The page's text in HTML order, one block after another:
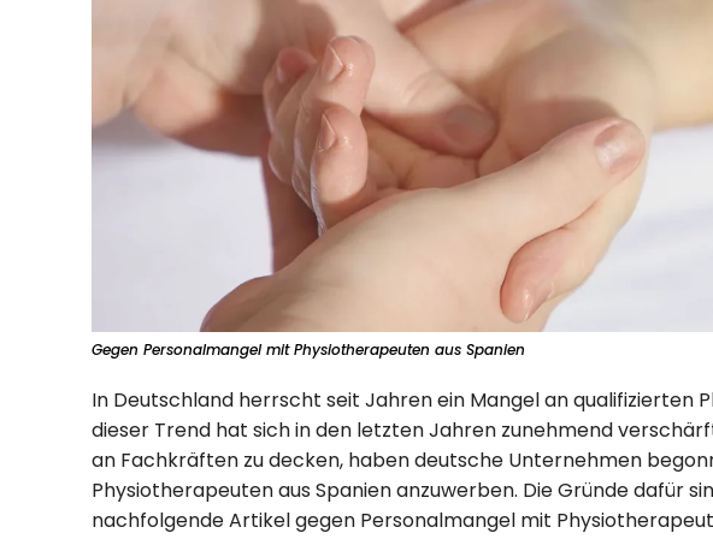
Gegen Personalmangel mit Physiotherapeuten aus Spanien
In Deutschland herrscht seit Jahren ein Mangel an qualifizierten
dieser Trend hat sich in den letzten Jahren zunehmend
an Fachkräften zu decken, haben deutsche Unternehmen
Physiotherapeuten aus Spanien anzuwerben. Die Gründe dafür
nachfolgende Artikel gegen Personalmangel mit